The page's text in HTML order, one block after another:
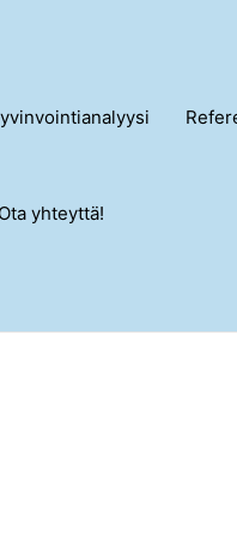
yhteyttä!